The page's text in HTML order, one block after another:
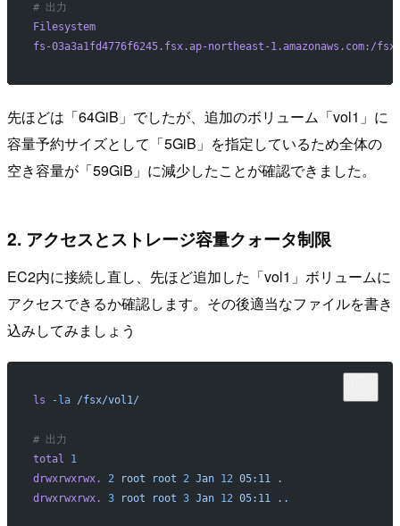
# 出力
Filesystem
fs-03a3a1fd4776f6245.fsx.ap-northeast-1.amazonaws.com:/fsx
先ほどは「64GiB」でしたが、追加のボリューム「vol1」に
容量予約サイズとして「5GiB」を指定しているため全体の
空き容量が「59GiB」に減少したことが確認できました。
2. アクセスとストレージ容量クォータ制限
EC2内に接続し直し、先ほど追加した「vol1」ボリュームに
アクセスできるか確認します。その後適当なファイルを書き
込みしてみましょう
ls -la /fsx/vol1/
# 出力
total 1
drwxrwxrwx.
2 root root 2 Jan 12 05:11 .
drwxrwxrwx.
3 root root 3 Jan 12 05:11 ..